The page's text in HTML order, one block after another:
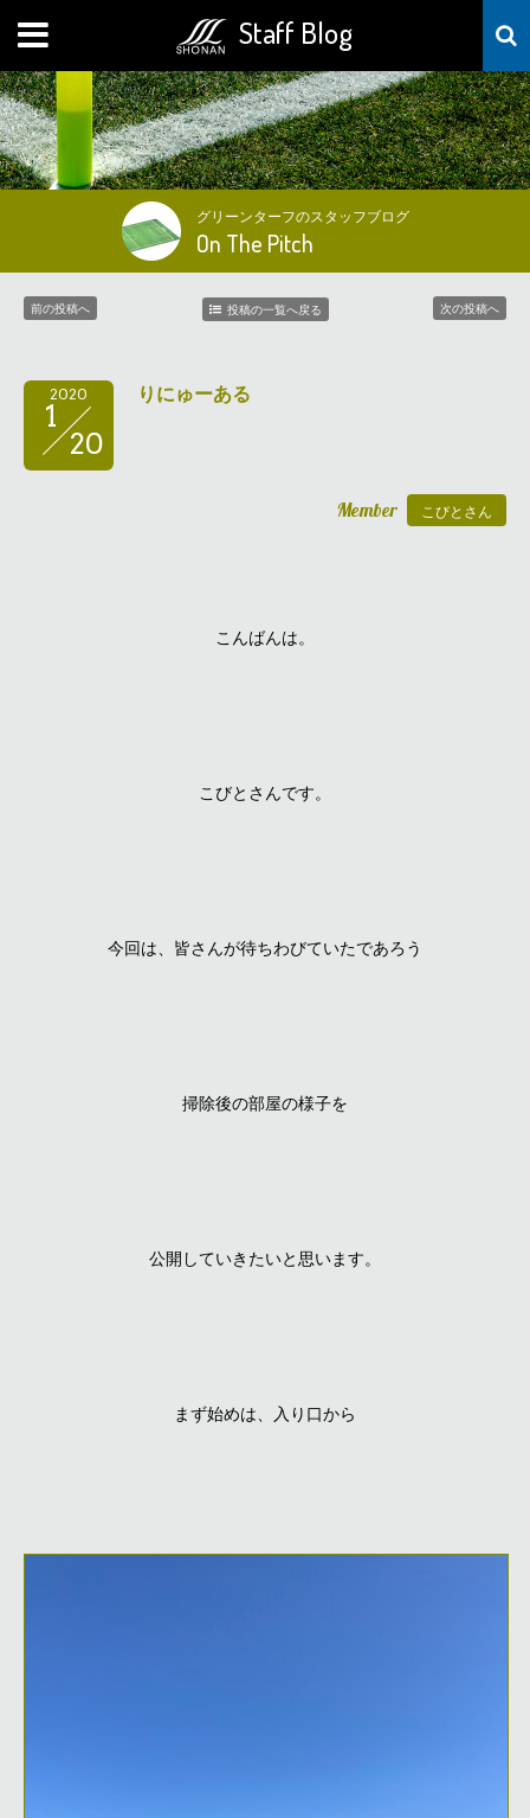
Staff Blog
MENU
グリーンターフのスタッフブログ
On The Pitch
前の投稿へ 投稿の一覧へ戻る 次の投稿へ
2020
1
20
りにゅーある
Member こびとさん
こんばんは。
こびとさんです。
今回は、皆さんが待ちわびていたであろう
掃除後の部屋の様子を
公開していきたいと思います。
まず始めは、入り口から